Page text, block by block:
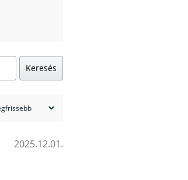
Keresés
2025.12.01.